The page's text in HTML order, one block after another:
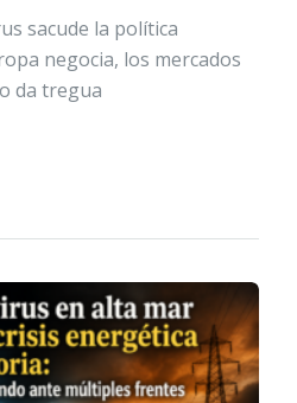
sacude la política
negocia, los mercados
da tregua